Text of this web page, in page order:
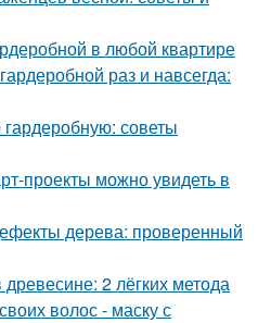
в любой квартире
раз и навсегда:
советы
проекты можно увидеть в
дерева: проверенный
2 лёгких метода
волос - маску с